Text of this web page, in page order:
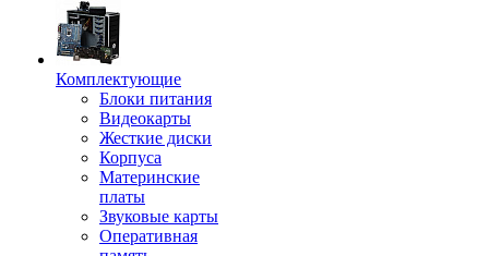
Комплектующие
Блоки питания
Видеокарты
Жесткие диски
Корпуса
Материнские
платы
Звуковые карты
Оперативная